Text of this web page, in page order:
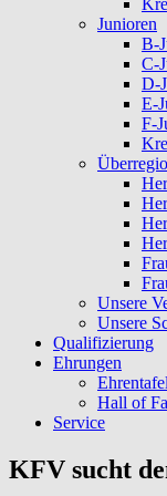
Junioren
B-
C-
D-
E-
F-
Unsere
Unsere
Qualifizierung
Ehrungen
Ehrentafel
Hall of
Service
KFV sucht